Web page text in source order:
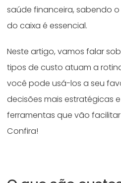
saúde financeira, sabendo
do caixa é essencial.
Neste artigo, vamos falar
tipos de custo atuam a
você pode usá-los a seu
decisões mais estratégicas
ferramentas que vão
Confira!